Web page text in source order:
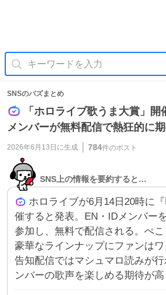
SNSのバズまとめ
「ホロライブ歌うま大賞」
メンバーが無料配信で熱狂的に
2026年6月13日 に生成 784件のポスト
SNS上の情報を要約すると…
ホロライブが6月14日20時に
催すると発表。EN・IDメンバー
参加し、無料で配信される。ぺこ
豪華なラインナップにファンはワ
告知配信ではマシュマロ読みが
ンバーの歌声を楽しめる期待が高